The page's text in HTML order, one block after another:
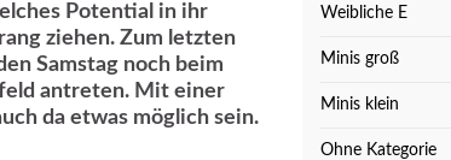
Potential in ihr
ziehen. Zum letzten
Samstag noch beim
antreten. Mit einer
da etwas möglich sein.
Weibliche E
Minis groß
Minis klein
Ohne Kategorie